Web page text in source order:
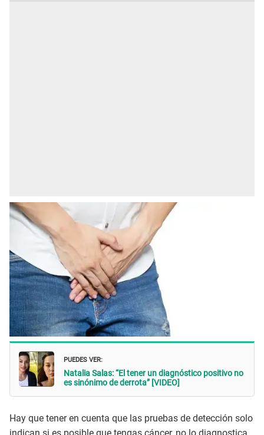
PUEDES VER:
Natalia Salas: “El tener un diagnóstico positivo no
es sinónimo de derrota” [VIDEO]
Hay que tener en cuenta que las pruebas de detección solo
indican si es posible que tengas cáncer, no lo diagnostica.